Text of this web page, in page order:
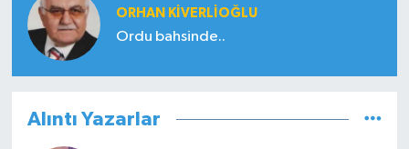
ORHAN KIVERLIOĞLU
Ordu bahsinde..
Alıntı Yazarlar